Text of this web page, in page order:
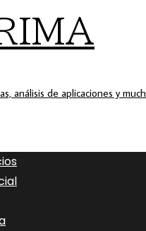
análisis de aplicaciones y